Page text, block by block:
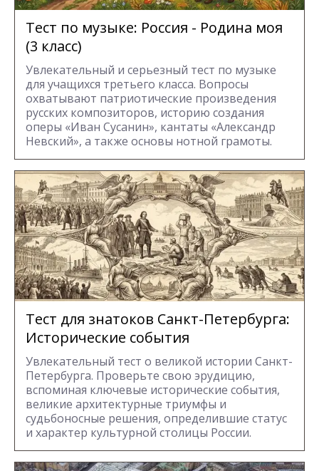
Тест по музыке: Россия - Родина моя
(3 класс)
Увлекательный и серьезный тест по музыке
для учащихся третьего класса. Вопросы
охватывают патриотические произведения
русских композиторов, историю создания
оперы «Иван Сусанин», кантаты «Александр
Невский», а также основы нотной грамоты.
Тест для знатоков Санкт-Петербурга:
Исторические события
Увлекательный тест о великой истории Санкт-
Петербурга. Проверьте свою эрудицию,
вспоминая ключевые исторические события,
великие архитектурные триумфы и
судьбоносные решения, определившие статус
и характер культурной столицы России.